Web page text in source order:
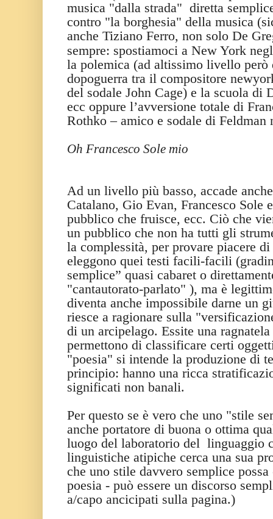
musica "dalla strada" diretta
contro "la borghesia" della musica
anche Tiziano Ferro, non solo De
sempre: spostiamoci a New York
la polemica (ad altissimo livello
dopoguerra tra il compositore
del sodale John Cage) e la scuola di
ecc oppure l’avversione totale di
Rothko – amico e sodale di Feldman
Oh Francesco Sole mio
Ad un livello più basso, accade
Catalano, Gio Evan, Francesco Sole
pubblico che fruisce, ecc. Ciò che
un pubblico che non ha tutti gli
la complessità, per provare piacere
eleggono quei testi facili-facili
semplice” quasi cabaret o
"cantautorato-parlato" ), ma è
diventa anche impossibile darne un
riesce a ragionare sulla
di un arcipelago. Essite una
permettono di classificare certi
"poesia" si intende la produzione di
principio: hanno una ricca
significati non banali.
Per questo se è vero che uno "stile
anche portatore di buona o ottima
luogo del laboratorio del linguaggio
linguistiche atipiche cerca una sua
che uno stile davvero semplice
poesia - può essere un discorso
a/capo ancicipati sulla pagina.)